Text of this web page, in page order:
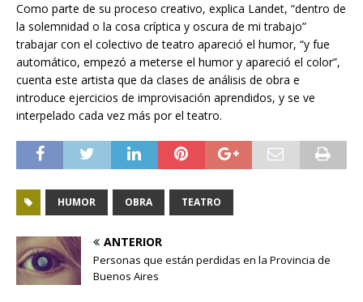
Como parte de su proceso creativo, explica Landet, “dentro de
la solemnidad o la cosa críptica y oscura de mi trabajo”
trabajar con el colectivo de teatro apareció el humor, “y fue
automático, empezó a meterse el humor y apareció el color”,
cuenta este artista que da clases de análisis de obra e
introduce ejercicios de improvisación aprendidos, y se ve
interpelado cada vez más por el teatro.
HUMOR OBRA TEATRO
ANTERIOR
Personas que están perdidas en la Provincia de
Buenos Aires